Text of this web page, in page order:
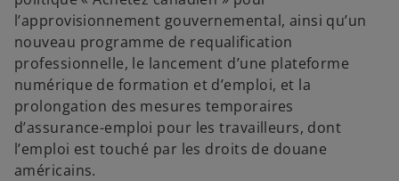
l’approvisionnement gouvernemental, ainsi qu’un
nouveau programme de requalification
professionnelle, le lancement d’une plateforme
numérique de formation et d’emploi, et la
prolongation des mesures temporaires
d’assurance-emploi pour les travailleurs, dont
l’emploi est touché par les droits de douane
américains.